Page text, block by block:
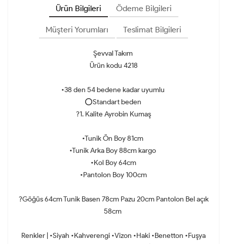
Ürün Bilgileri Ödeme Bilgileri
Müşteri Yorumları Teslimat Bilgileri
Şevval Takım
Ürün kodu 4218
•38 den 54 bedene kadar uyumlu
⭕️Standart beden
?1. Kalite Ayrobin Kumaş
•Tunik Ön Boy 81cm
•Tunik Arka Boy 88cm kargo
•Kol Boy 64cm
•Pantolon Boy 100cm
?Göğüs 64cm Tunik Basen 78cm Pazu 20cm Pantolon Bel açık
58cm
Renkler | •Siyah •Kahverengi •Vizon •Haki •Benetton •Fuşya